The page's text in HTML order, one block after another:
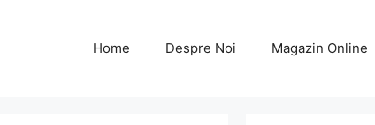
Home Despre Noi Magazin Online